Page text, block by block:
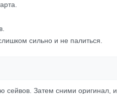
сильно и не палиться.
сейвов. Затем сними оригинал, и